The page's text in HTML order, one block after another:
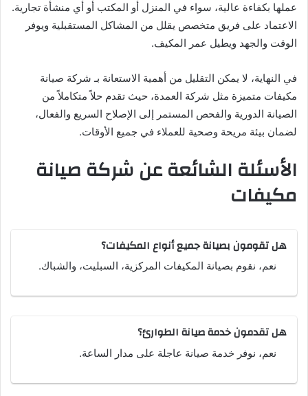
عملها بكفاءة عالية، سواء في المنزل أو المكتب أو أي منشأة تجارية.
الاعتماد على فريق متخصص يقلل من المشاكل المستقبلية ويوفر
الوقت والجهد ويطيل عمر المكيف.
في النهاية، لا يمكن التقليل من أهمية الاستعانة بـ شركة صيانة
مكيفات متميزة مثل شركة العمدة، حيث تقدم حلاً متكاملاً من
الصيانة الدورية والفحص المستمر إلى الإصلاح السريع والفعال،
لضمان بيئة مريحة وصحية للعملاء في جميع الأوقات.
الأسئلة الشائعة عن شركة صيانة
مكيفات
هل تقومون بصيانة جميع أنواع المكيفات؟
نعم، نقوم بصيانة المكيفات المركزية، السبليت، والشباك.
هل تقدمون خدمة صيانة الطوارئ؟
نعم، نوفر خدمة صيانة عاجلة على مدار الساعة.